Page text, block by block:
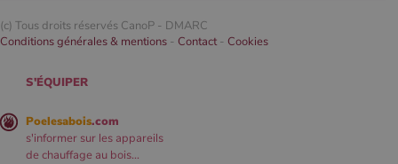
(c) Tous droits réservés CanoP - DMARC
Conditions générales & mentions - Contact- Cookies
S'ÉQUIPER
Poelesabois.com
s'informer sur les appareils
de chauffage au bois...